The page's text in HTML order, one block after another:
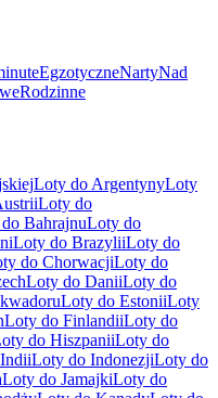
EgzotyczneNartyNad
Rodzinne
Loty do ArgentynyLoty
Loty do
BahrajnuLoty do
Loty do BrazyliiLoty do
do ChorwacjiLoty do
Loty do DaniiLoty do
Loty do EstoniiLoty
Loty do FinlandiiLoty do
do HiszpaniiLoty do
Loty do IndonezjiLoty do
Loty do JamajkiLoty do